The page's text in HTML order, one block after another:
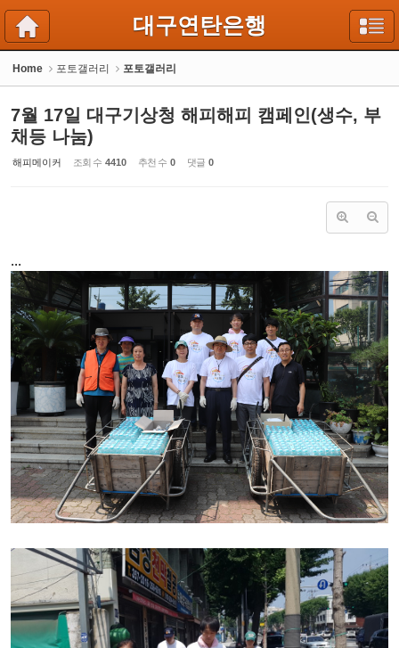
대구연탄은행
Home 포토갤러리 포토갤러리
7월 17일 대구기상청 해피해피 캠페인(생수, 부
채등 나눔)
해피메이커 조회 수 4410 추천 수 0 댓글 0
...